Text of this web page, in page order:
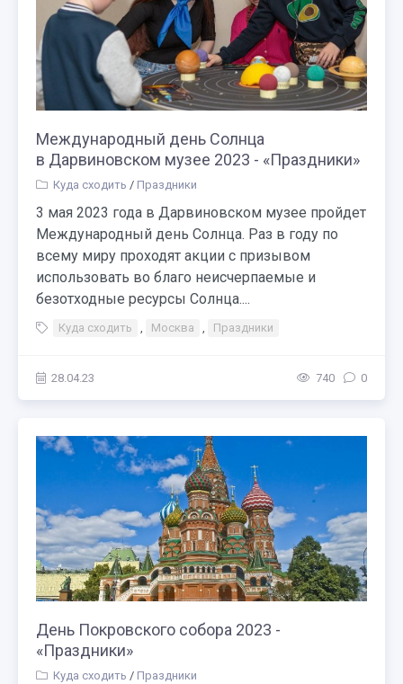
Международный день Солнца
в Дарвиновском музее 2023 - «Праздники»
Куда сходить / Праздники
3 мая 2023 года в Дарвиновском музее пройдет
Международный день Солнца. Раз в году по
всему миру проходят акции с призывом
использовать во благо неисчерпаемые и
безотходные ресурсы Солнца....
Куда сходить , Москва , Праздники
28.04.23 740 0
День Покровского собора 2023 -
«Праздники»
Куда сходить / Праздники